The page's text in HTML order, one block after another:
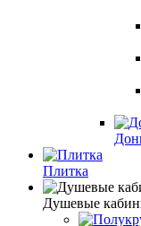
Плитка
Душевые